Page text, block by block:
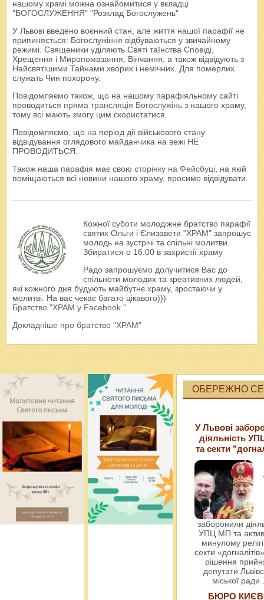
нашому храмі можна ознайомитися у вкладці
"БОГОСЛУЖЕННЯ" "Розклад Богослужень"
У Львові введено воєнний стан, але життя нашої парафії не
припиняється: Богослужіння відбуваються у звичайному
режимі. Священики уділяють Святі таїнства Сповіді,
Хрещення і Миропомазання, Вінчання, а також відвідують з
Найсвятішими Тайнами хворих і немічних. Для померлих
служать Чин похорону.
Повідомляємо також, що на нашому парафіяльному сайті
проводиться пряма трансляція Богослужінь з нашого храму,
тому всі мають змогу цим скористатися.
Повідомляємо, що на період дії військового стану
відвідування оглядового майданчика на вежі НЕ
ПРОВОДИТЬСЯ.
Також наша парафія має свою сторінку на Фейсбуці, на якій
поміщаються всі новини нашого храму, просимо відвідувати.
Кожної суботи молодіжне братство парафії
святих Ольги і Єлизавети "ХРАМ" запрошує
молодь на зустрічі та спільні молитви.
Збиратися о 16.00 в захристії храму
Радо запрошуємо долучитися Вас до
спільноти молодих та креативних людей,
які кожного дня будують майбутнє храму, зростаючи у
молитві. На вас чекає багато цікавого)))
Братство "ХРАМ у Facebook "
Докладніше про братство "ХРАМ"
ОБЕРЕЖНО
У Львові
діяльність
та секти
заборонили
УПЦ МП та
минулому
секти
рішення
депутати
міської ради
БЮРО